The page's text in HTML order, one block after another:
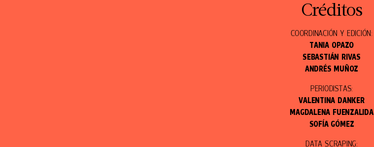
Créditos
COORDINACIÓN Y EDICIÓN:
TANIA OPAZO
SEBASTIÁN RIVAS
ANDRÉS MUÑOZ
PERIODISTAS:
VALENTINA DANKER
MAGDALENA FUENZALIDA
SOFÍA GÓMEZ
DATA SCRAPING: